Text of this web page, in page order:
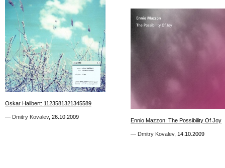
Oskar Hallbert: 1123581321345589
— Dmitry Kovalev, 26.10.2009
5
Oskar Hallbert: 1123581321345589
— Dmitry Kovalev, 26.10.2009
Ennio Mazzon: The Possibility Of Joy
— Dmitry Kovalev, 14.10.2009
Ennio Mazzon: The Possibility Of Joy
— Dmitry Kovalev, 14.10.2009